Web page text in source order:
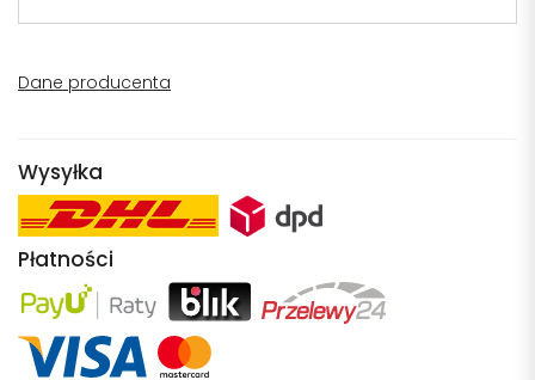
Dane producenta
Wysyłka
Płatności